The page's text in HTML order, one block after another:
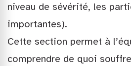
niveau de sévérité, les
importantes).
Cette section permet à
comprendre de quoi